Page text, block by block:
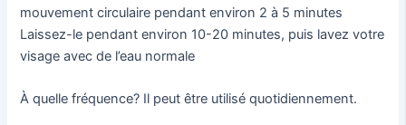
mouvement circulaire pendant environ 2 à 5 minutes
Laissez-le pendant environ 10-20 minutes, puis lavez votre
visage avec de l’eau normale
À quelle fréquence? Il peut être utilisé quotidiennement.